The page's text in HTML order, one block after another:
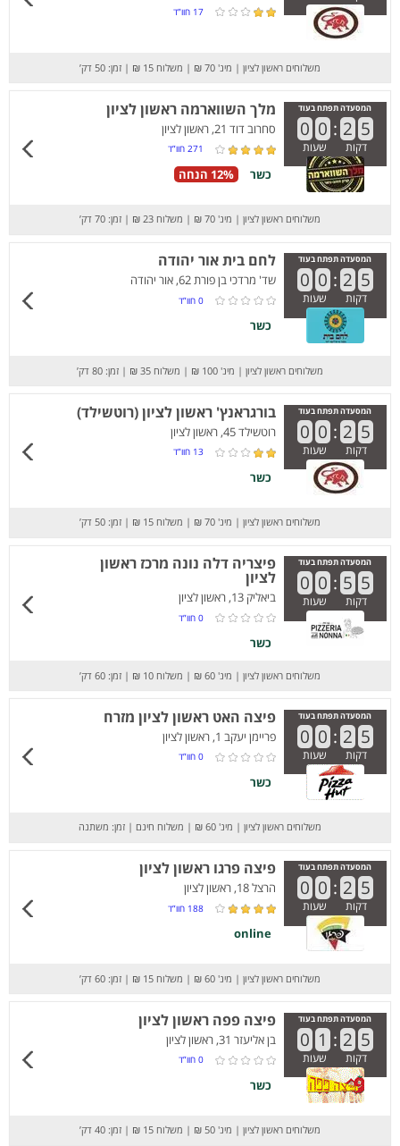
17 חוו”ד
משלוחים ראשון לציון | מינ' 70 ₪ | משלוח 15 ₪ | זמן: 50 דק’
המסעדה תפתח בעוד
0 0 : 2 5
דקות שעות
מלך השווארמה ראשון לציון
סחרוב דוד 21, ראשון לציון
271 חוו”ד
כשר 12% הנחה
משלוחים ראשון לציון | מינ' 70 ₪ | משלוח 23 ₪ | זמן: 70 דק’
המסעדה תפתח בעוד
0 0 : 2 5
דקות שעות
לחם בית אור יהודה
שד' מרדכי בן פורת 62, אור יהודה
0 חוו”ד
כשר
משלוחים ראשון לציון | מינ' 100 ₪ | משלוח 35 ₪ | זמן: 80 דק’
המסעדה תפתח בעוד
0 0 : 2 5
דקות שעות
בורגראנץ' ראשון לציון (רוטשילד)
רוטשילד 45, ראשון לציון
13 חוו”ד
כשר
משלוחים ראשון לציון | מינ' 70 ₪ | משלוח 15 ₪ | זמן: 50 דק’
המסעדה תפתח בעוד
0 0 : 5 5
דקות שעות
פיצריה דלה נונה מרכז ראשון
לציון
ביאליק 13, ראשון לציון
0 חוו”ד
כשר
משלוחים ראשון לציון | מינ' 60 ₪ | משלוח 10 ₪ | זמן: 60 דק’
המסעדה תפתח בעוד
0 0 : 2 5
דקות שעות
פיצה האט ראשון לציון מזרח
פריימן יעקב 1, ראשון לציון
0 חוו”ד
כשר
משלוחים ראשון לציון | מינ' 60 ₪ | משלוח חינם | זמן: משתנה
המסעדה תפתח בעוד
0 0 : 2 5
דקות שעות
פיצה פרגו ראשון לציון
הרצל 18, ראשון לציון
188 חוו”ד
online
משלוחים ראשון לציון | מינ' 60 ₪ | משלוח 15 ₪ | זמן: 60 דק’
המסעדה תפתח בעוד
0 1 : 2 5
דקות שעות
פיצה פפה ראשון לציון
בן אליעזר 31, ראשון לציון
0 חוו”ד
כשר
משלוחים ראשון לציון | מינ' 50 ₪ | משלוח 15 ₪ | זמן: 40 דק’